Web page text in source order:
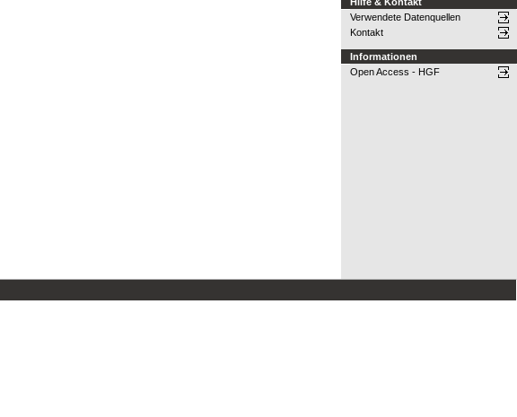
Verwendete Datenquellen
Kontakt
Informationen
Open Access - HGF